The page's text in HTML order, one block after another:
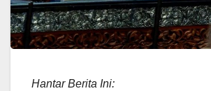
Hantar Berita Ini: